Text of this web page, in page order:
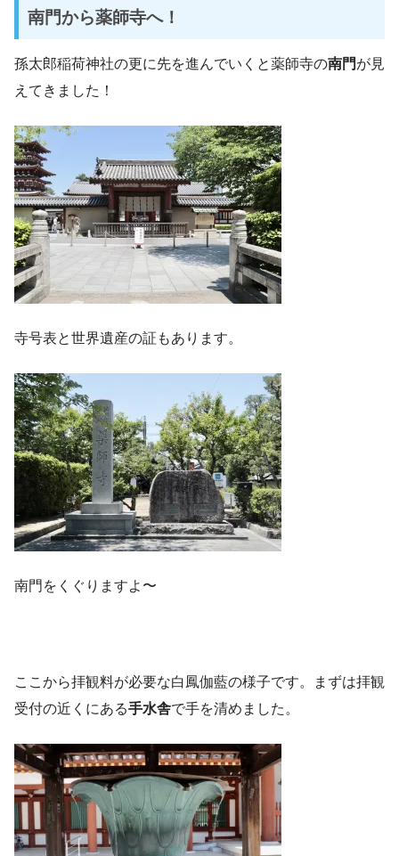
南門から薬師寺へ！
孫太郎稲荷神社の更に先を進んでいくと薬師寺の南門が見
えてきました！
寺号表と世界遺産の証もあります。
南門をくぐりますよ〜
ここから拝観料が必要な白鳳伽藍の様子です。まずは拝観
受付の近くにある手水舎で手を清めました。